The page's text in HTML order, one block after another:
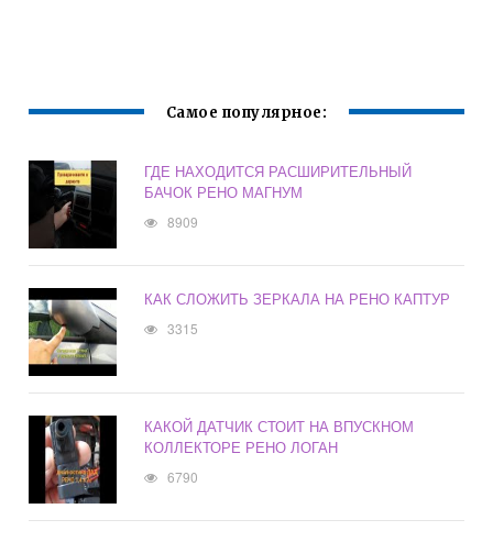
Самое популярное:
ГДЕ НАХОДИТСЯ РАСШИРИТЕЛЬНЫЙ
БАЧОК РЕНО МАГНУМ
8909
КАК СЛОЖИТЬ ЗЕРКАЛА НА РЕНО КАПТУР
3315
КАКОЙ ДАТЧИК СТОИТ НА ВПУСКНОМ
КОЛЛЕКТОРЕ РЕНО ЛОГАН
6790